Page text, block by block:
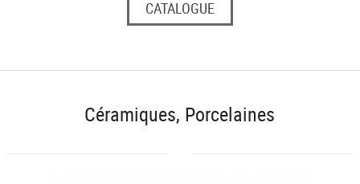
CATALOGUE
Céramiques, Porcelaines